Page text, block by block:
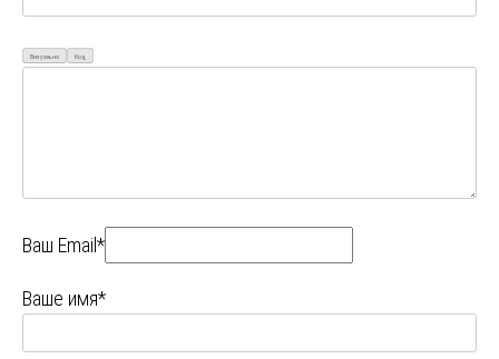
Визуально Код
Ваш Email*
Ваше имя*